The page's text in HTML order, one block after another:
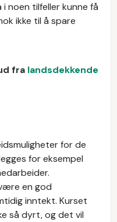
noen tilfeller kunne få
ikke til å spare
fra landsdekkende
for de
for eksempel
en god
inntekt. Kurset
så dyrt, og det vil